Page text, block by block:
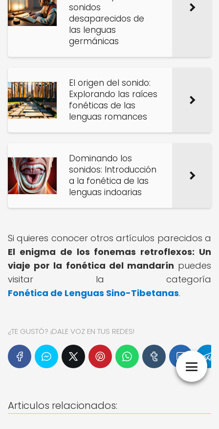
sonidos
desaparecidos de
las lenguas
germánicas
El origen del sonido:
Explorando las raíces
fonéticas de las
lenguas romances
Dominando los
sonidos: Introducción
a la fonética de las
lenguas indoarias
Si quieres conocer otros artículos parecidos a
El enigma de los fonemas retroflexos: Un
viaje por la fonética del mandarín puedes
visitar la categoría
Fonética de Lenguas Sino-Tibetanas.
¿TE GUSTÓ? ¡DALE VOZ EN TUS REDES!
Articulos relacionados: